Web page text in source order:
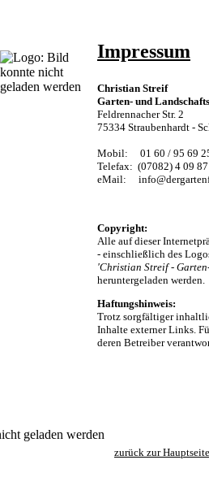
Impressum
Christian Streif
Garten- und
Feldrennacher Str. 2
75334 Straubenhardt -
Mobil: 01 60 / 95 69
Telefax: (07082) 4 09 87
eMail:
Copyright:
Alle auf dieser
- einschließlich des
'Christian Streif -
heruntergeladen werden.
Haftungshinweis:
Trotz sorgfältiger
Inhalte externer Links.
deren Betreiber
zurück zur Hauptseite